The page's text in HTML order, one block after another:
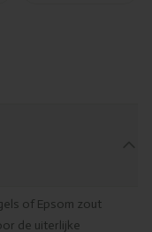
of Epsom zout
de uiterlijke